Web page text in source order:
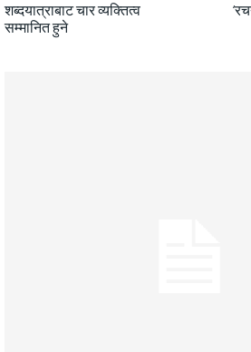
शब्दयात्राबाट चार व्यक्तित्व
सम्मानित हुने